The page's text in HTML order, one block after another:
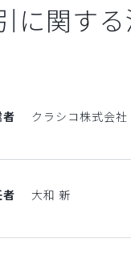
に関す
者 クラシコ株式会社
大和 新